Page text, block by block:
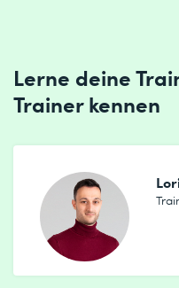
Lerne deine
Trainer kennen